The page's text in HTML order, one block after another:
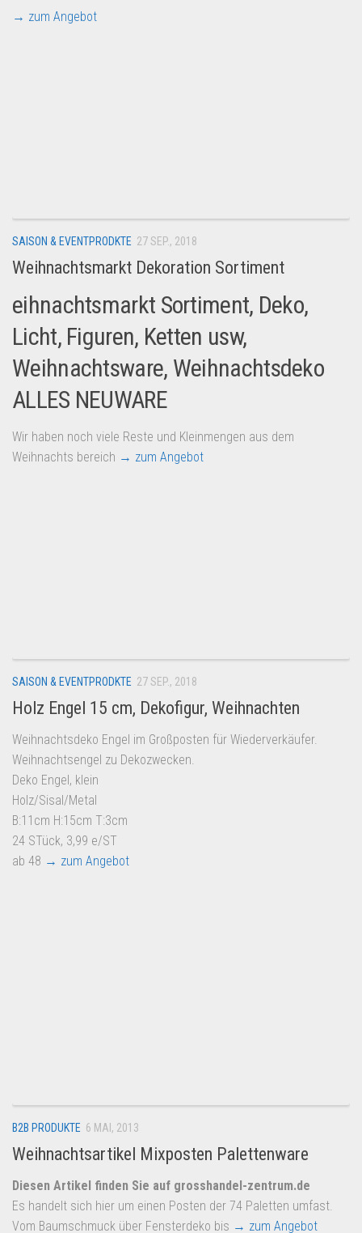
→ zum Angebot
SAISON & EVENTPRODKTE 27 SEP., 2018
Weihnachtsmarkt Dekoration Sortiment
eihnachtsmarkt Sortiment, Deko,
Licht, Figuren, Ketten usw,
Weihnachtsware, Weihnachtsdeko
ALLES NEUWARE
Wir haben noch viele Reste und Kleinmengen aus dem
Weihnachts bereich → zum Angebot
SAISON & EVENTPRODKTE 27 SEP., 2018
Holz Engel 15 cm, Dekofigur, Weihnachten
Weihnachtsdeko Engel im Großposten für Wiederverkäufer.
Weihnachtsengel zu Dekozwecken.
Deko Engel, klein
Holz/Sisal/Metal
B:11cm H:15cm T:3cm
24 STück, 3,99 e/ST
ab 48 → zum Angebot
B2B PRODUKTE 6 MAI, 2013
Weihnachtsartikel Mixposten Palettenware
Diesen Artikel finden Sie auf grosshandel-zentrum.de
Es handelt sich hier um einen Posten der 74 Paletten umfast.
Vom Baumschmuck über Fensterdeko bis → zum Angebot